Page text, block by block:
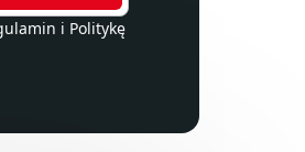
i Politykę